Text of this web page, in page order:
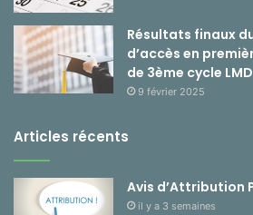
Résultats finaux
d’accès en
de 3ème cycle
9 février 2025
Articles récents
Avis d’Attribution
il y a 3 semaines